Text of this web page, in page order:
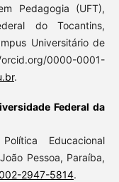
Pedagogia (UFT),
do Tocantins,
Universitário de
orcid.org/0000-0001-
.
Federal da
Educacional
Pessoa, Paraíba,
2947-5814.